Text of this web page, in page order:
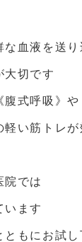
な血液を送り
大切です
腹式呼吸》や
軽い筋トレが
院では
います
もにお試し